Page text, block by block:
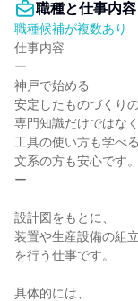
職種と仕事内容
職種候補が複数あり
仕事内容
ー
神戸で始める
安定したものづくり
専門知識だけではなく
工具の使い方も学べ
文系の方も安心です。
ー
設計図をもとに、
装置や生産設備の組
を行う仕事です。
具体的には、